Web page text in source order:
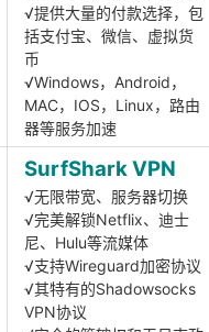
√提供大量的付款选择，包
括支付宝、微信、虚拟货
币
√Windows，Android，
MAC，IOS，Linux，路由
器等服务加速
SurfShark VPN
√无限带宽、服务器切换
√完美解锁Netflix、迪士
尼、Hulu等流媒体
√支持Wireguard加密协议
√其特有的Shadowsocks
VPN协议